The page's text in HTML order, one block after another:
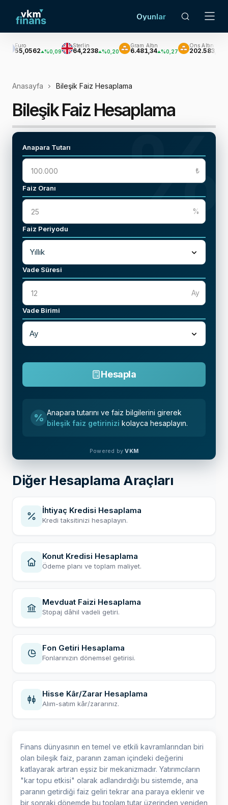
Oyunlar
%0,09 64,2238 %0,20
Gram Altın
6.481,34 %0,27
Ons Altın
202.583,39 %0,27
Anasayfa Bileşik Faiz Hesaplama
Bileşik Faiz Hesaplama
%
Anapara Tutarı
₺
Faiz Oranı
%
Faiz Periyodu
Vade Süresi
Ay
Vade Birimi
Hesapla
% Anapara tutarını ve faiz bilgilerini girerek
bileşik faiz getirinizi kolayca hesaplayın.
Powered byVKM
Diğer Hesaplama Araçları
İhtiyaç Kredisi Hesaplama
Kredi taksitinizi hesaplayın.
Konut Kredisi Hesaplama
Ödeme planı ve toplam maliyet.
Mevduat Faizi Hesaplama
Stopaj dâhil vadeli getiri.
Fon Getiri Hesaplama
Fonlarınızın dönemsel getirisi.
Hisse Kâr/Zarar Hesaplama
Alım-satım kâr/zararınız.
Finans dünyasının en temel ve etkili kavramlarından biri
olan bileşik faiz, paranın zaman içindeki değerini
katlayarak artıran eşsiz bir mekanizmadır. Yatırımcıların
"kar topu etkisi" olarak adlandırdığı bu sistemde, ana
paranın getirdiği faiz geliri tekrar ana paraya eklenir ve
bir sonraki dönemde bu toplam tutar üzerinden yeniden